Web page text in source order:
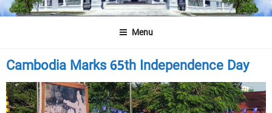
Menu
Cambodia Marks 65th Independence Day